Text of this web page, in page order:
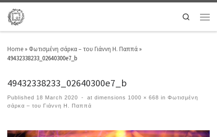
Search
Home » Φωτισμένη σάρκα – του Γιάννη Η. Παππά »
49432338233_02640300e7_b
49432338233_02640300e7_b
Published 18 March 2020 - at dimensions 1000 × 668 in Φωτισμένη
σάρκα – του Γιάννη Η. Παππά
Images navigation